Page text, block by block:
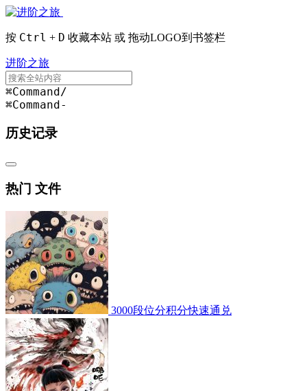
按 Ctrl + D 收藏本站 或 拖动LOGO到书签栏
进阶之旅
⌘Command/
⌘Command-
历史记录
热门 文件
3000段位分积分快速通兑